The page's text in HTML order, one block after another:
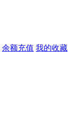
余额充值 我的收藏